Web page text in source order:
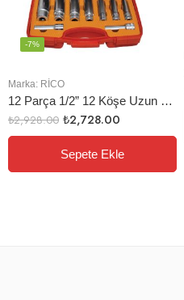
Marka: RİCO
12 Parça 1/2” 12 Köşe Uzun Lokma Seti
-7%
₺2,928.00 ₺2,728.00
Sepete Ekle